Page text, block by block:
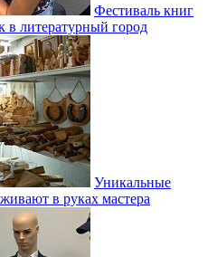
Фестиваль книг
в литературный город
Уникальные
в руках мастера